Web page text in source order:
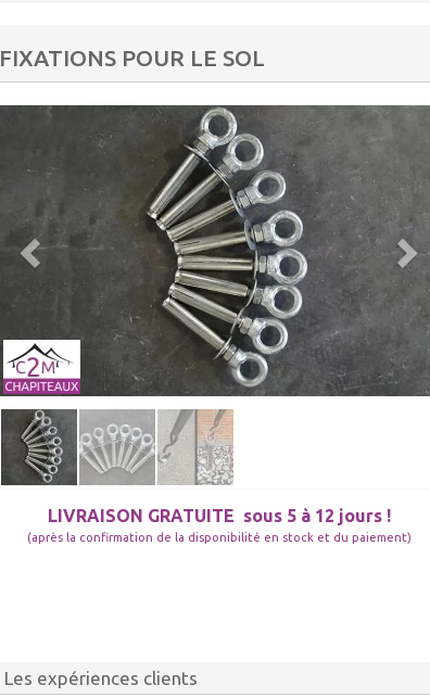
FIXATIONS POUR LE SOL
LIVRAISON GRATUITE sous 5 à 12 jours !
(après la confirmation de la disponibilité en stock et du paiement)
Les expériences clients